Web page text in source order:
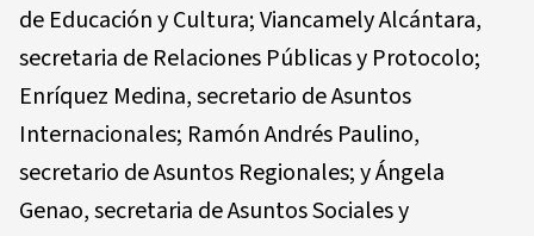
de Educación y Cultura; Viancamely Alcántara,
secretaria de Relaciones Públicas y Protocolo;
Enríquez Medina, secretario de Asuntos
Internacionales; Ramón Andrés Paulino,
secretario de Asuntos Regionales; y Ángela
Genao, secretaria de Asuntos Sociales y